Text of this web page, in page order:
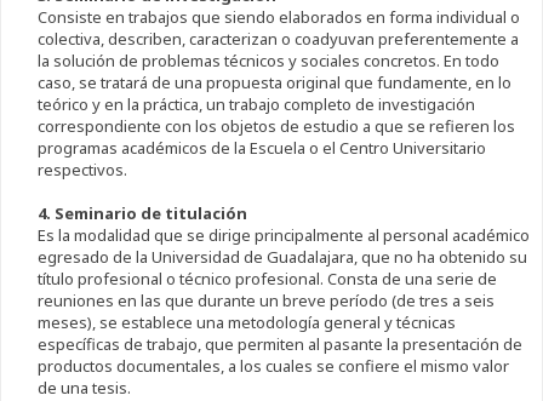
Consiste en trabajos que siendo elaborados en forma individual o
colectiva, describen, caracterizan o coadyuvan preferentemente a
la solución de problemas técnicos y sociales concretos. En todo
caso, se tratará de una propuesta original que fundamente, en lo
teórico y en la práctica, un trabajo completo de investigación
correspondiente con los objetos de estudio a que se refieren los
programas académicos de la Escuela o el Centro Universitario
respectivos.
4. Seminario de titulación
Es la modalidad que se dirige principalmente al personal académico
egresado de la Universidad de Guadalajara, que no ha obtenido su
título profesional o técnico profesional. Consta de una serie de
reuniones en las que durante un breve período (de tres a seis
meses), se establece una metodología general y técnicas
específicas de trabajo, que permiten al pasante la presentación de
productos documentales, a los cuales se confiere el mismo valor
de una tesis.